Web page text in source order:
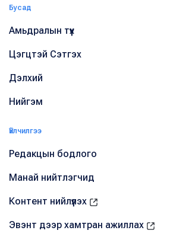
Бусад
Амьдралын түүх
Цэгцтэй Сэтгэх
Дэлхий
Нийгэм
Үйлчилгээ
Редакцын бодлого
Манай нийтлэгчид
Контент нийлүүлэх
Эвэнт дээр хамтран ажиллах